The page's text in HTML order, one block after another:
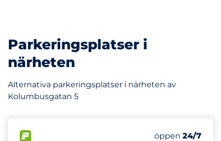
Parkeringsplatser i
närheten
Alternativa parkeringsplatser i närheten av
Kolumbusgatan 5
Antal
Totalt antal
Lördag
öppen 24/7
207 m